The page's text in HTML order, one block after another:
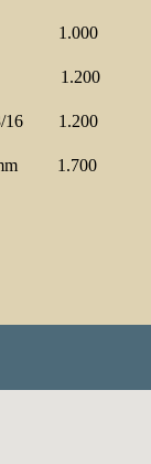
10 1.000
16 1.200
43/16 1.200
1.700